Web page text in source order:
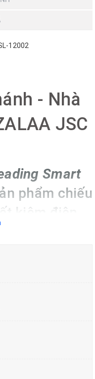
12002
- Nhà
JSC
Smart
phẩm chiếu
kiệm điện,
khách